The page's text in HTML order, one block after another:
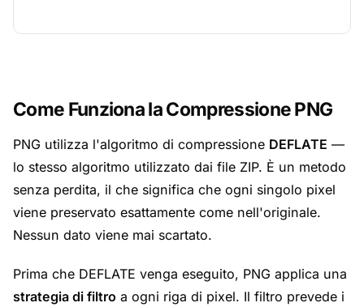
Come Funziona la Compressione PNG
PNG utilizza l'algoritmo di compressione DEFLATE —
lo stesso algoritmo utilizzato dai file ZIP. È un metodo
senza perdita, il che significa che ogni singolo pixel
viene preservato esattamente come nell'originale.
Nessun dato viene mai scartato.
Prima che DEFLATE venga eseguito, PNG applica una
strategia di filtro a ogni riga di pixel. Il filtro prevede i